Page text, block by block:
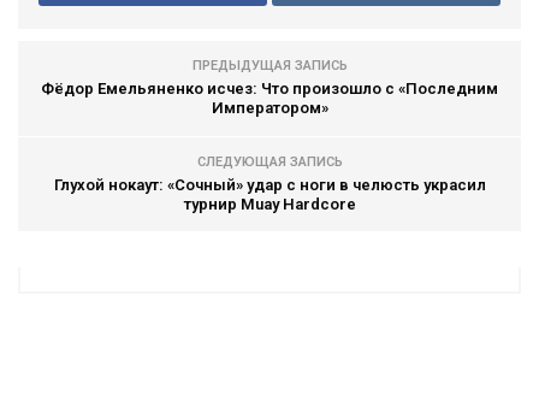
ПРЕДЫДУЩАЯ ЗАПИСЬ
Фёдор Емельяненко исчез: Что произошло с «Последним
Императором»
СЛЕДУЮЩАЯ ЗАПИСЬ
Глухой нокаут: «Сочный» удар с ноги в челюсть украсил
турнир Muay Hardcore